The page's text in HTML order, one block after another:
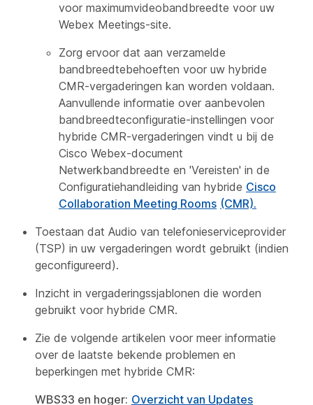
voor maximumvideobandbreedte voor uw
Webex Meetings-site.
Zorg ervoor dat aan verzamelde
bandbreedtebehoeften voor uw hybride
CMR-vergaderingen kan worden voldaan.
Aanvullende informatie over aanbevolen
bandbreedteconfiguratie-instellingen voor
hybride CMR-vergaderingen vindt u bij de
Cisco Webex-document
Netwerkbandbreedte en 'Vereisten' in de
Configuratiehandleiding van hybride Cisco
Collaboration Meeting Rooms (CMR).
Toestaan dat Audio van telefonieserviceprovider
(TSP) in uw vergaderingen wordt gebruikt (indien
geconfigureerd).
Inzicht in vergaderingssjablonen die worden
gebruikt voor hybride CMR.
Zie de volgende artikelen voor meer informatie
over de laatste bekende problemen en
beperkingen met hybride CMR:
WBS33 en hoger: Overzicht van Updates